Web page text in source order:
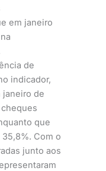
em janeiro
de
indicador,
janeiro de
que
Com o
junto aos